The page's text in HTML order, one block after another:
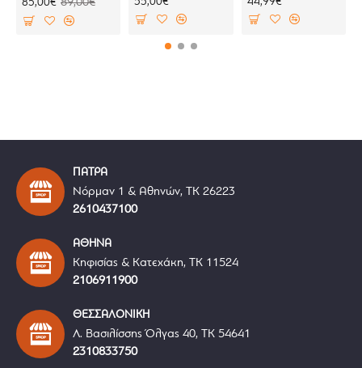
85,00€ 89,00€
ΠΑΤΡΑ
Νόρμαν 1 & Αθηνών, ΤΚ 26223
2610437100
ΑΘΗΝΑ
Κηφισίας & Κατεχάκη, ΤΚ 11524
2106911900
ΘΕΣΣΑΛΟΝΙΚΗ
Λ. Βασιλίσσης Όλγας 40, ΤΚ 54641
2310833750